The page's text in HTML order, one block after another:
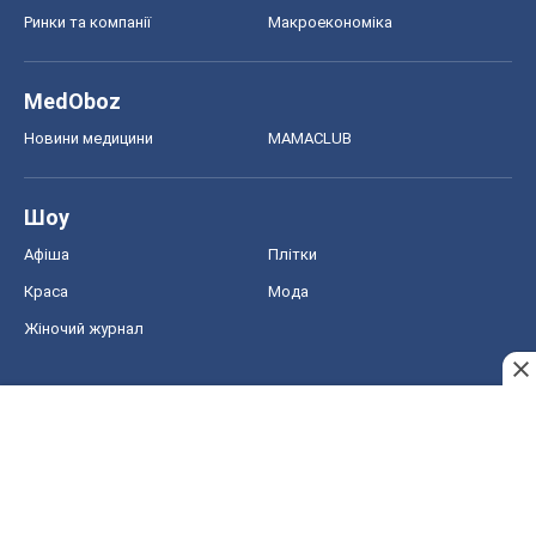
Ринки та компанії Макроекономіка
MedOboz
Новини медицини MAMACLUB
Шоу
Афіша Плітки
Краса Мода
Жіночий журнал